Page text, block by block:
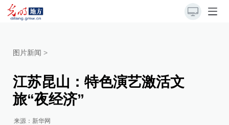
图片新闻 >
江苏昆山：特色演艺激活文
旅“夜经济”
来源： 新华网